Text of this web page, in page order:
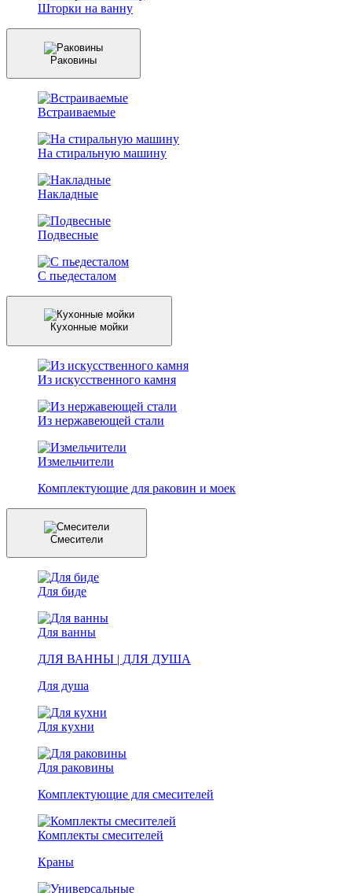
Шторки на ванну
Раковины
Встраиваемые
На стиральную машину
Накладные
Подвесные
С пьедесталом
Кухонные мойки
Из искусственного камня
Из нержавеющей стали
Измельчители
Комплектующие для раковин и моек
Смесители
Для биде
Для ванны
ДЛЯ ВАННЫ | ДЛЯ ДУША
Для душа
Для кухни
Для раковины
Комплектующие для смесителей
Комплекты смесителей
Краны